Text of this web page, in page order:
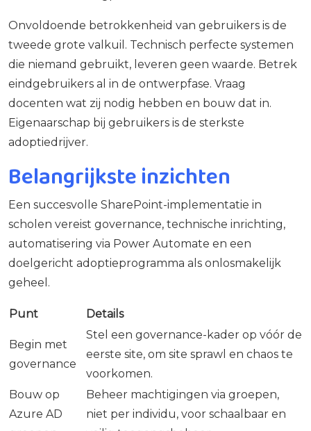
Onvoldoende betrokkenheid van gebruikers is de
tweede grote valkuil. Technisch perfecte systemen
die niemand gebruikt, leveren geen waarde. Betrek
eindgebruikers al in de ontwerpfase. Vraag
docenten wat zij nodig hebben en bouw dat in.
Eigenaarschap bij gebruikers is de sterkste
adoptiedrijver.
Belangrijkste inzichten
Een succesvolle SharePoint-implementatie in
scholen vereist governance, technische inrichting,
automatisering via Power Automate en een
doelgericht adoptieprogramma als onlosmakelijk
geheel.
Punt Details
Begin met
governance
Stel een governance-kader op vóór de
eerste site, om site sprawl en chaos te
voorkomen.
Bouw op
Azure AD
Beheer machtigingen via groepen,
niet per individu, voor schaalbaar en